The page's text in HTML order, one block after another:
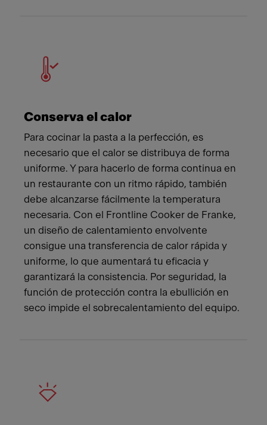
Conserva el calor
Para cocinar la pasta a la perfección, es
necesario que el calor se distribuya de forma
uniforme. Y para hacerlo de forma continua en
un restaurante con un ritmo rápido, también
debe alcanzarse fácilmente la temperatura
necesaria. Con el Frontline Cooker de Franke,
un diseño de calentamiento envolvente
consigue una transferencia de calor rápida y
uniforme, lo que aumentará tu eficacia y
garantizará la consistencia. Por seguridad, la
función de protección contra la ebullición en
seco impide el sobrecalentamiento del equipo.